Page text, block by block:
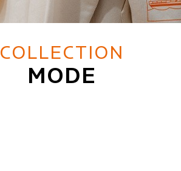
COLLECTION
MODE